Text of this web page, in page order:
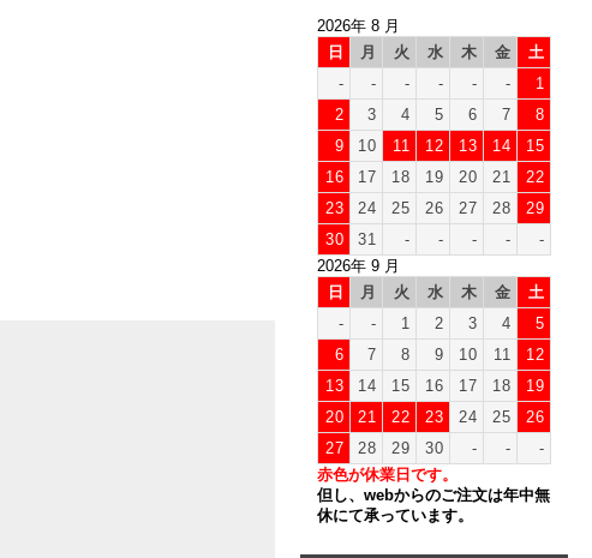
2026年 8 月
日
月 火 水 木 金
土
-
- - - - -
1
2
3 4 5 6 7
8
9
10 11 12 13 14
15
16
17 18 19 20 21
22
23
24 25 26 27 28
29
30
31 - - - -
-
2026年 9 月
日
月 火 水 木 金
土
-
- 1 2 3 4
5
6
7 8 9 10 11
12
13
14 15 16 17 18
19
20
21 22 23 24 25
26
27
28 29 30 - -
-
赤色が休業日です。
但し、webからのご注文は年中無
休にて承っています。